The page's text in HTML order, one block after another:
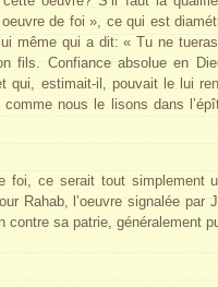
de foi », ce qui est
même qui a dit: « Tu ne
fils. Confiance absolue en
qui, estimait-il, pouvait le lui
nous le lisons dans
foi, ce serait tout simplement
Rahab, l’oeuvre signalée par
contre sa patrie, généralement